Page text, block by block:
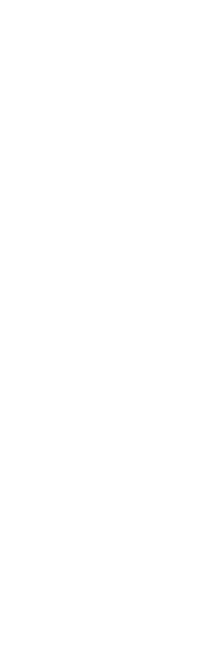
liquidez es otro
es
fuera de
se refiere a
en el mercado
menos líquido
como los
se pueden
mínima del
dispuestos a
lo que mantiene
fluctuación de
de baja
de
en el
10.000
miles de
la oferta
de demanda
altos, lo que
a la inversa